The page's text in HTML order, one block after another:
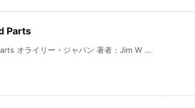
Parts
オライリー・ジャパン 著者：Jim W ...